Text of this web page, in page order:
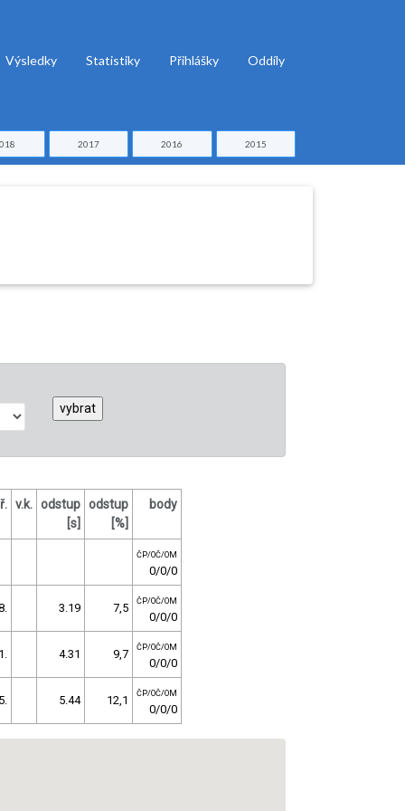
Výsledky Statistiky Přihlášky Oddíly
2017 2016 2015
v.k. odstup
[s]
odstup
[%]
body
ČP/OČ/OM
0/0/0
3.19 7,5 ČP/OČ/OM
0/0/0
4.31 9,7 ČP/OČ/OM
0/0/0
5.44 12,1 ČP/OČ/OM
0/0/0